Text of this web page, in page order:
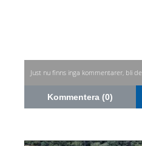
Just nu finns inga kommentarer, bli
Kommentera (0)